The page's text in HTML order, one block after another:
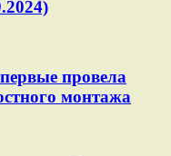
провела
монтажа